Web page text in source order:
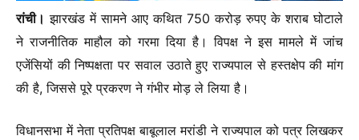
रांची। झारखंड में सामने आए कथित 750 करोड़ रुपए के शराब घोटाले
ने राजनीतिक माहौल को गरमा दिया है। विपक्ष ने इस मामले में जांच
एजेंसियों की निष्पक्षता पर सवाल उठाते हुए राज्यपाल से हस्तक्षेप की मांग
की है, जिससे पूरे प्रकरण ने गंभीर मोड़ ले लिया है।
विधानसभा में नेता प्रतिपक्ष बाबूलाल मरांडी ने राज्यपाल को पत्र लिखकर